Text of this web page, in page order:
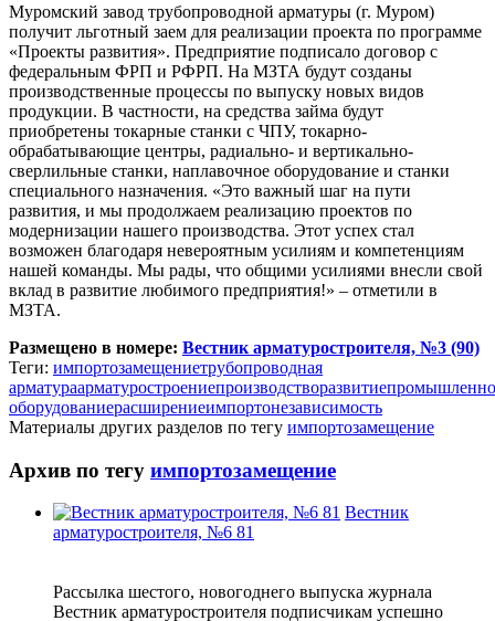
Муромский завод трубопроводной арматуры (г. Муром)
получит льготный заем для реализации проекта по программе
«Проекты развития». Предприятие подписало договор с
федеральным ФРП и РФРП. На МЗТА будут созданы
производственные процессы по выпуску новых видов
продукции. В частности, на средства займа будут
приобретены токарные станки с ЧПУ, токарно-
обрабатывающие центры, радиально- и вертикально-
сверлильные станки, наплавочное оборудование и станки
специального назначения. «Это важный шаг на пути
развития, и мы продолжаем реализацию проектов по
модернизации нашего производства. Этот успех стал
возможен благодаря невероятным усилиям и компетенциям
нашей команды. Мы рады, что общими усилиями внесли свой
вклад в развитие любимого предприятия!» – отметили в
МЗТА.
Размещено в номере: Вестник арматуростроителя, №3 (90)
Теги: импортозамещениетрубопроводная
арматураарматуростроениепроизводстворазвитие
оборудованиерасширениеимпортонезависимость
Материалы других разделов по тегу импортозамещение
Архив по тегу импортозамещение
Вестник
арматуростроителя, №6 81
Рассылка шестого, новогоднего выпуска журнала
Вестник арматуростроителя подписчикам успешно